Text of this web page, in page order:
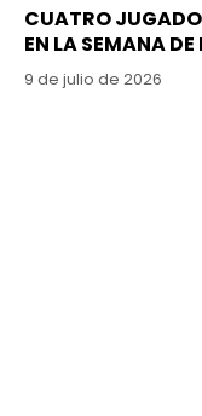
CUATRO
EN LA SEMANA DE
9 de julio de 2026